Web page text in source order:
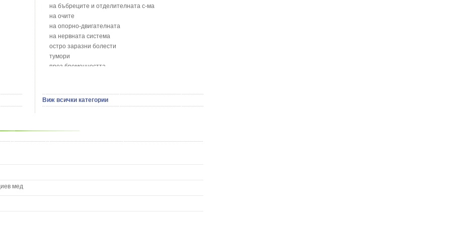
Бобови шушулки - Phaseolus Vulgaris L.
Божур - Paeonia Decora
Борови връхчета - Pinus sylvestris
Босилек - Ocimum Basillicum
Брей - Tamus Communis
Брош - Rubia tinctorum L.
Бръшлян - Hedera helix L.
Бял имел - Viscum album L.
Бял оман - Inula Helenium L.
Бяла върба - Salix Аlba
на бъбреците и отделителната с-ма
на очите
на опорно-двигателната
на нервната система
остро заразни болести
тумори
през бременността
сексуални проблеми
на половите органи
Виж всички категории
мед